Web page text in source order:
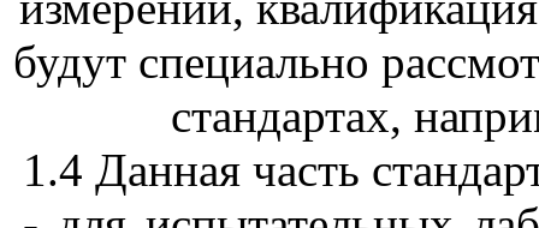
будут специально
стандартах,
1.4 Данная часть